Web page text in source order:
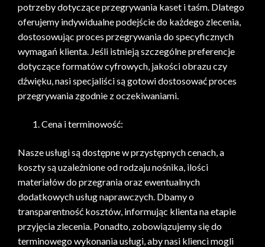
potrzeby dotyczące przegrywania kaset i taśm. Dlatego
oferujemy indywidualne podejście do każdego zlecenia,
dostosowując proces przegrywania do specyficznych
wymagań klienta. Jeśli istnieją szczególne preferencje
dotyczące formatów cyfrowych, jakości obrazu czy
dźwięku, nasi specjaliści są gotowi dostosować proces
przegrywania zgodnie z oczekiwaniami.
Cena i terminowość:
Nasze usługi są dostępne w przystępnych cenach, a
koszty są uzależnione od rodzaju nośnika, ilości
materiałów do przegrania oraz ewentualnych
dodatkowych usług naprawczych. Dbamy o
transparentność kosztów, informując klienta na etapie
przyjęcia zlecenia. Ponadto, zobowiązujemy się do
terminowego wykonania usługi, aby nasi klienci mogli